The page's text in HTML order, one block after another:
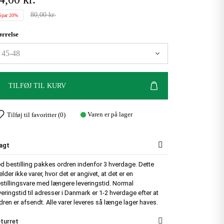
20% 80,00 kr.
TILFØJ TIL KURV
Tilføj til favoritter (0) Varen er på lager
bestilling pakkes ordren indenfor 3 hverdage. Dette
ikke varer, hvor det er angivet, at det er en
med længere leveringstid. Normal
til adresser i Danmark er 1-2 hverdage efter at
er afsendt. Alle varer leveres så længe lager haves.